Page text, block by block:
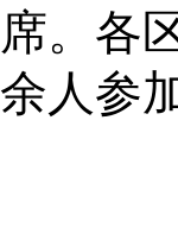
席。各
余人参